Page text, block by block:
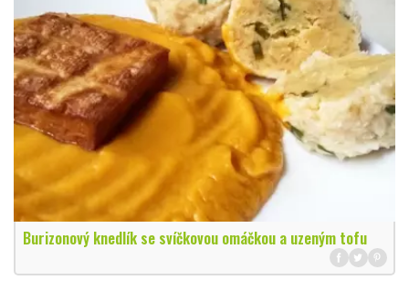
Burizonový knedlík se svíčkovou omáčkou a uzeným tofu